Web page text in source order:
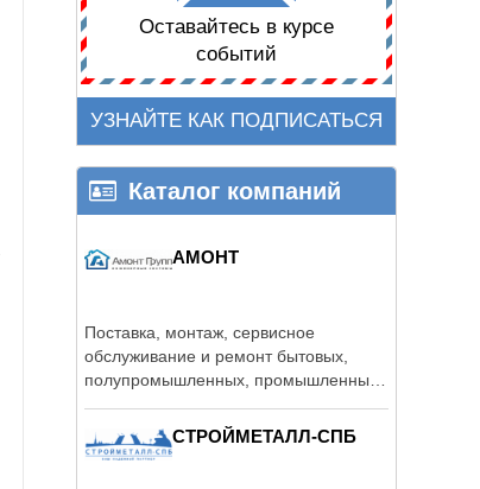
Оставайтесь в курсе
событий
УЗНАЙТЕ КАК ПОДПИСАТЬСЯ
Каталог компаний
АМОНТ
Поставка, монтаж, сервисное
обслуживание и ремонт бытовых,
полупромышленных, промышленных
СТРОЙМЕТАЛЛ-СПБ